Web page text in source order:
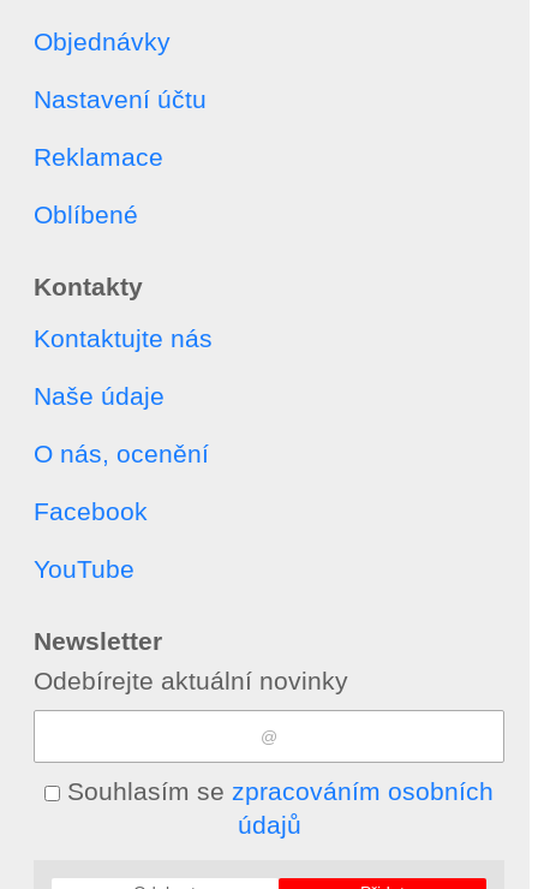
Objednávky
Nastavení účtu
Reklamace
Oblíbené
Kontakty
Kontaktujte nás
Naše údaje
O nás, ocenění
Facebook
YouTube
Newsletter
Odebírejte aktuální novinky
Souhlasím se zpracováním osobních
údajů